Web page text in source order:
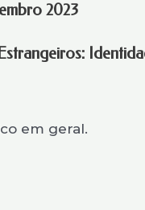
2023
em geral.